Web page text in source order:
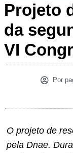
Projeto
da
VI
Por
O projeto de
pela Dnae.